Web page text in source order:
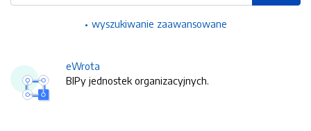
wyszukiwanie zaawansowane
eWrota
BIPy jednostek organizacyjnych.